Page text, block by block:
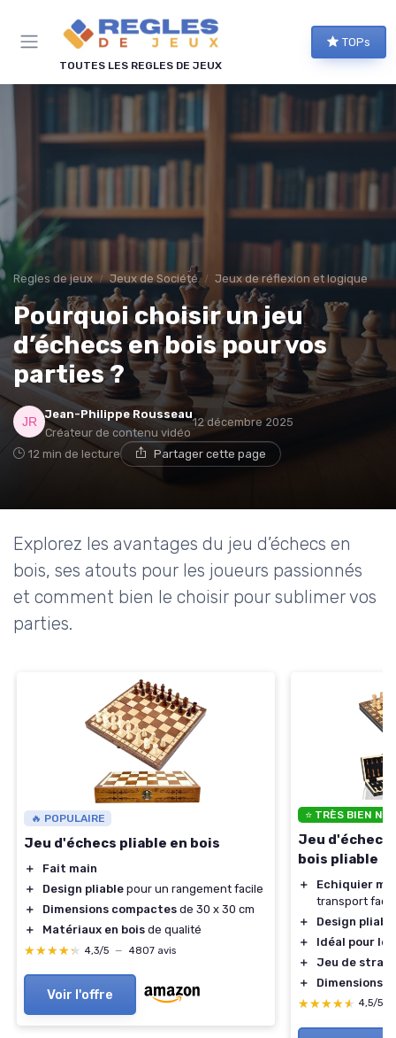
TOUTES LES REGLES DE JEUX
TOPs
Regles de jeux Jeux de Société Jeux de réflexion et logique
Pourquoi choisir un jeu
d’échecs en bois pour vos
parties ?
Jean-Philippe Rousseau
Créateur de contenu vidéo
12 décembre 2025
12 min de lecture Partager cette page
Explorez les avantages du jeu d’échecs en
bois, ses atouts pour les joueurs passionnés
et comment bien le choisir pour sublimer vos
parties.
🔥 POPULAIRE
Jeu d'échecs pliable en bois
＋
Fait main
＋
Design pliable pour un rangement facile
＋
Dimensions compactes de 30 x 30 cm
＋
Matériaux en bois de qualité
★★★★★
★★★★★ 4,3/5 — 4807 avis
Voir l'offre
⭐ TRÈS BIEN
Jeu d'échecs
bois pliable
＋
Echiquier
transport
＋
Design
＋
Idéal pour
＋
Jeu de
＋
Dimensions
★★★★★
★★★★★ 4,5/5